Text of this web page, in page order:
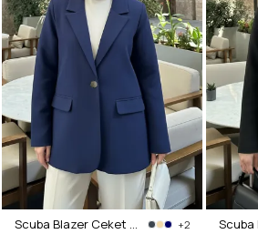
Scuba Blazer Ceket 2272 - LACİVERT +2